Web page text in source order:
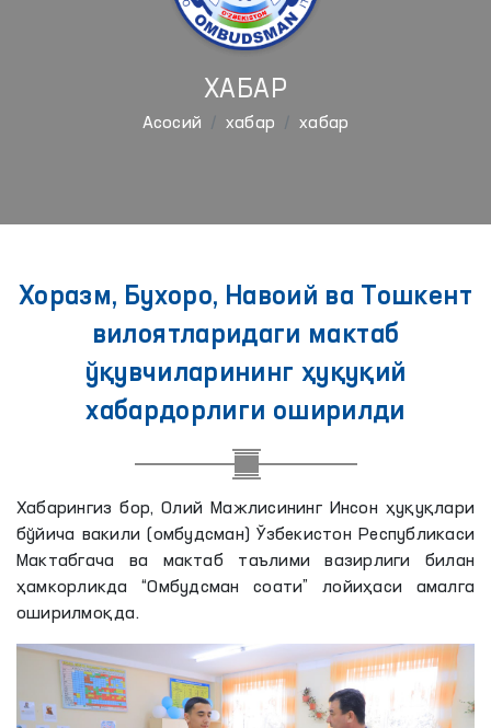
ХАБАР
Aсосий хабар хабар
Хоразм, Бухоро, Навоий ва Тошкент
вилоятларидаги мактаб
ўқувчиларининг ҳуқуқий
хабардорлиги оширилди
Хабарингиз бор, Олий Мажлисининг Инсон ҳуқуқлари
бўйича вакили (омбудсман) Ўзбекистон Республикаси
Мактабгача ва мактаб таълими вазирлиги билан
ҳамкорликда “Омбудсман соати” лойиҳаси амалга
оширилмоқда.